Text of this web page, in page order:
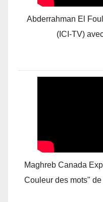
Abderrahman El
(ICI-TV)
Maghreb Canada
Couleur des mots"